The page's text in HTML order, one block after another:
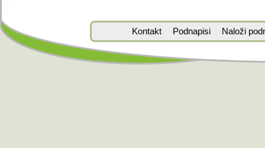
Kontakt Podnapisi Naloži